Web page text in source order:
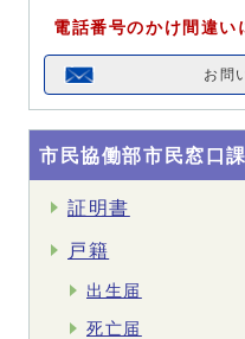
電話番号のかけ間違い
お問
市民協働部市民窓口
証明書
戸籍
出生届
死亡届